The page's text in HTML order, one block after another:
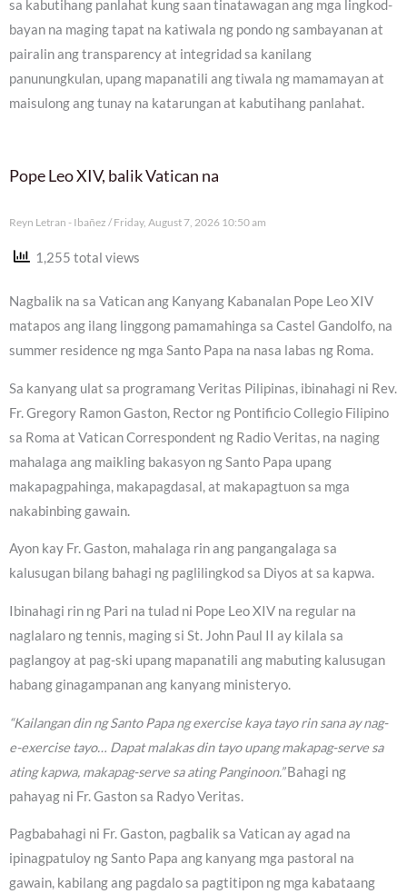
sa kabutihang panlahat kung saan tinatawagan ang mga lingkod-
bayan na maging tapat na katiwala ng pondo ng sambayanan at
pairalin ang transparency at integridad sa kanilang
panunungkulan, upang mapanatili ang tiwala ng mamamayan at
maisulong ang tunay na katarungan at kabutihang panlahat.
Pope Leo XIV, balik Vatican na
Reyn Letran - Ibañez Friday, August 7, 2026 10:50 am
1,255 total views
Nagbalik na sa Vatican ang Kanyang Kabanalan Pope Leo XIV
matapos ang ilang linggong pamamahinga sa Castel Gandolfo, na
summer residence ng mga Santo Papa na nasa labas ng Roma.
Sa kanyang ulat sa programang Veritas Pilipinas, ibinahagi ni Rev.
Fr. Gregory Ramon Gaston, Rector ng Pontificio Collegio Filipino
sa Roma at Vatican Correspondent ng Radio Veritas, na naging
mahalaga ang maikling bakasyon ng Santo Papa upang
makapagpahinga, makapagdasal, at makapagtuon sa mga
nakabinbing gawain.
Ayon kay Fr. Gaston, mahalaga rin ang pangangalaga sa
kalusugan bilang bahagi ng paglilingkod sa Diyos at sa kapwa.
Ibinahagi rin ng Pari na tulad ni Pope Leo XIV na regular na
naglalaro ng tennis, maging si St. John Paul II ay kilala sa
paglangoy at pag-ski upang mapanatili ang mabuting kalusugan
habang ginagampanan ang kanyang ministeryo.
“Kailangan din ng Santo Papa ng exercise kaya tayo rin sana ay nag-
e-exercise tayo… Dapat malakas din tayo upang makapag-serve sa
ating kapwa, makapag-serve sa ating Panginoon.”Bahagi ng
pahayag ni Fr. Gaston sa Radyo Veritas.
Pagbabahagi ni Fr. Gaston, pagbalik sa Vatican ay agad na
ipinagpatuloy ng Santo Papa ang kanyang mga pastoral na
gawain, kabilang ang pagdalo sa pagtitipon ng mga kabataang